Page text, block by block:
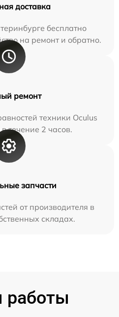
доставка
бесплатно
на ремонт и обратно.
ремонт
техники Oculus
течение 2 часов.
запчасти
от производителя в
складах.
работы